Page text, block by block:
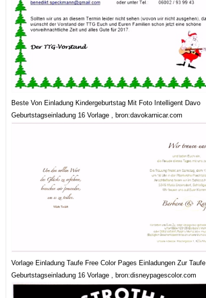
Beste Von Einladung Kindergeburtstag Mit Foto Intelligent Davo
Geburtstagseinladung 16 Vorlage , bron:davokarnicar.com
Vorlage Einladung Taufe Free Color Pages Einladungen Zur Taufe
Geburtstagseinladung 16 Vorlage , bron:disneypagescolor.com